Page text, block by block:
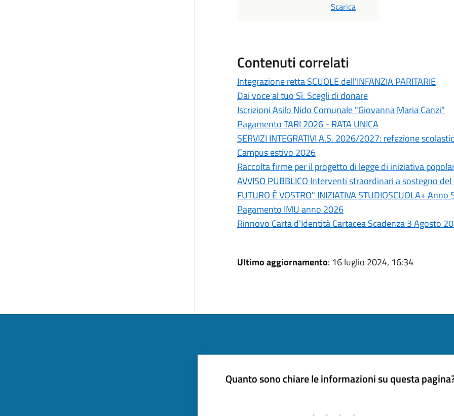
Scarica
Contenuti correlati
Integrazione retta SCUOLE dell'INFANZIA PARITARIE
Dai voce al tuo Sì. Scegli di donare
Iscrizioni Asilo Nido Comunale "Giovanna Maria Canzi"
Pagamento TARI 2026 - RATA UNICA
SERVIZI INTEGRATIVI A.S. 2026/2027: refezione
Campus estivo 2026
Raccolta firme per il progetto di legge di iniziativa
AVVISO PUBBLICO Interventi straordinari a sostegno
FUTURO È VOSTRO" INIZIATIVA STUDIOSCUOLA+
Pagamento IMU anno 2026
Rinnovo Carta d'Identità Cartacea Scadenza 3 Agosto
Ultimo aggiornamento: 16 luglio 2024, 16:34
Quanto sono chiare le informazioni su questa